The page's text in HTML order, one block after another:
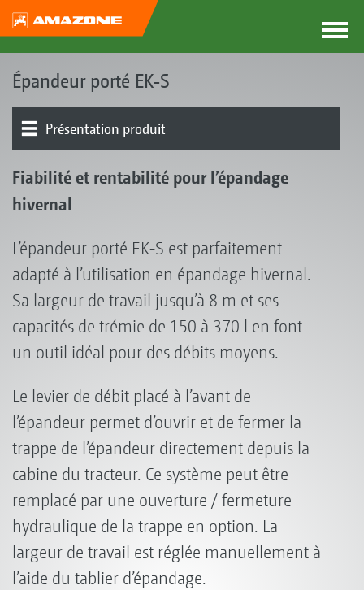
Épandeur porté EK-S
Présentation produit
Fiabilité et rentabilité pour l’épandage
hivernal
L’épandeur porté EK-S est parfaitement
adapté à l’utilisation en épandage hivernal.
Sa largeur de travail jusqu’à 8 m et ses
capacités de trémie de 150 à 370 l en font
un outil idéal pour des débits moyens.
Le levier de débit placé à l’avant de
l’épandeur permet d’ouvrir et de fermer la
trappe de l’épandeur directement depuis la
cabine du tracteur. Ce système peut être
remplacé par une ouverture / fermeture
hydraulique de la trappe en option. La
largeur de travail est réglée manuellement à
l’aide du tablier d’épandage.